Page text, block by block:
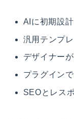
AIに初期設
汎用テンプ
デザイナー
プラグイン
SEOとレス